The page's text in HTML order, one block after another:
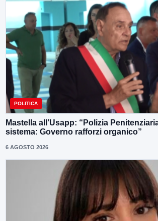
POLITICA
Mastella all’Usapp: “Polizia
sistema: Governo rafforzi organico”
6 AGOSTO 2026